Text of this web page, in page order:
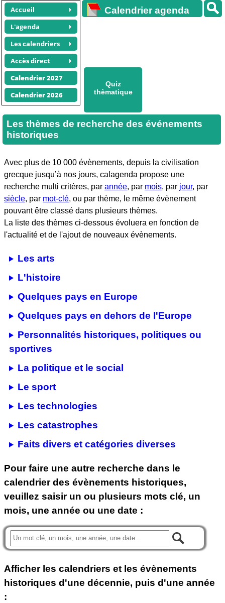
Accueil
L'agenda
Les calendriers
Accès direct
Calendrier 2027
Calendrier 2026
Calendrier agenda
Quiz
thèmatique
Les thèmes de recherche des événements
historiques
Avec plus de 10 000 évènements, depuis la civilisation
grecque jusqu’à nos jours, calagenda propose une
recherche multi critères, par année, par mois, par jour, par
siècle, par mot-clé, ou par thème, le même évènement
pouvant être classé dans plusieurs thèmes.
La liste des thèmes ci-dessous évoluera en fonction de
l'actualité et de l'ajout de nouveaux évènements.
Les arts
L'histoire
Quelques pays en Europe
Quelques pays en dehors de l'Europe
Personnalités historiques, politiques ou
sportives
La politique et le social
Le sport
Les technologies
Les catastrophes
Faits divers et catégories diverses
Pour faire une autre recherche dans le
calendrier des évènements historiques,
veuillez saisir un ou plusieurs mots clé, un
mois, une année ou une date :
Afficher les calendriers et les évènements
historiques d'une décennie, puis d'une année
: